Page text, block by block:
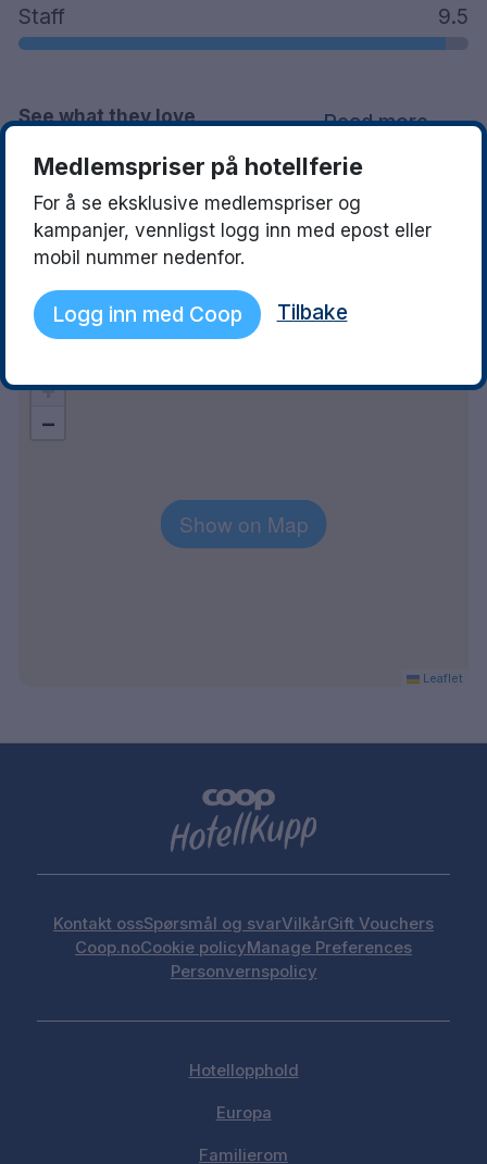
Røykfritt
5-minutters spasertur til Helsingborg
30-minutters kjøretur fra Helsingborg
Staff 9.5
See what they love Read more
Karin
03 May 2026
Hög service
Benita
28 April 2026
Mycket trevlig
Explore the area
Show on Map
+
−
Leaflet
Medlemspriser på hotellferie
For å se eksklusive medlemspriser og
kampanjer, vennligst logg inn med epost eller
mobil nummer nedenfor.
Logg inn med Coop Tilbake
Kontakt ossSpørsmål og svarVilkårGift Vouchers
Coop.noCookie policyManage Preferences
Personvernspolicy
Hotellopphold
Europa
Familierom